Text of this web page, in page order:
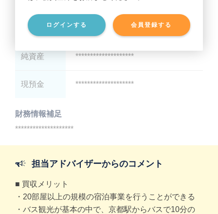
ログインする 会員登録する
有利子負債 ********************
純資産 ********************
現預金 ********************
財務情報補足
********************
担当アドバイザーからのコメント
■ 買収メリット
・20部屋以上の規模の宿泊事業を行うことができる
・バス観光が基本の中で、京都駅からバスで10分の